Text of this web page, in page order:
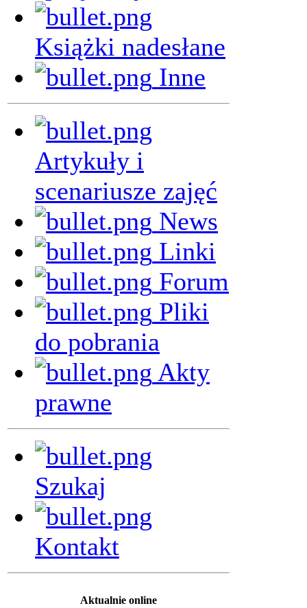
Książki nadesłane
Inne
Artykuły i
scenariusze zajęć
News
Linki
Forum
Pliki
do pobrania
Akty
prawne
Szukaj
Kontakt
Aktualnie online